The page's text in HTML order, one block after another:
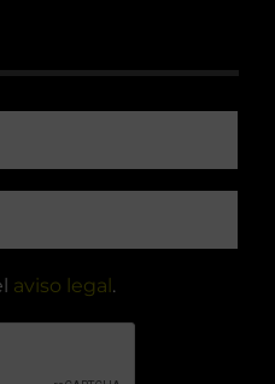
aviso legal .